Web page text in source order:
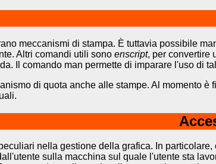
meccanismi di stampa. È tuttavia possibile
Altri comandi utili sono enscript, per convertire
Il comando man permette di imparare l'uso di
di quota anche alle stampe. Al momento
nella gestione della grafica. In
sulla macchina sul quale l'utente sta